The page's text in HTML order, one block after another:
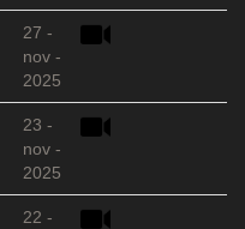
27 -
nov -
2025
23 -
nov -
2025
22 -